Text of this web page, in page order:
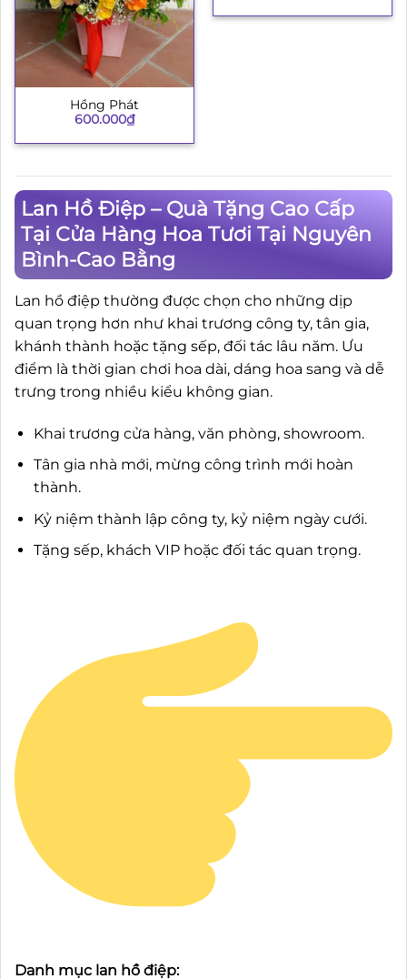
Hồng Phát
600.000₫
Lan Hồ Điệp – Quà Tặng Cao Cấp
Tại Cửa Hàng Hoa Tươi Tại Nguyên
Bình-Cao Bằng
Lan hồ điệp thường được chọn cho những dịp
quan trọng hơn như khai trương công ty, tân gia,
khánh thành hoặc tặng sếp, đối tác lâu năm. Ưu
điểm là thời gian chơi hoa dài, dáng hoa sang và dễ
trưng trong nhiều kiểu không gian.
Khai trương cửa hàng, văn phòng, showroom.
Tân gia nhà mới, mừng công trình mới hoàn
thành.
Kỷ niệm thành lập công ty, kỷ niệm ngày cưới.
Tặng sếp, khách VIP hoặc đối tác quan trọng.
Danh mục lan hồ điệp: